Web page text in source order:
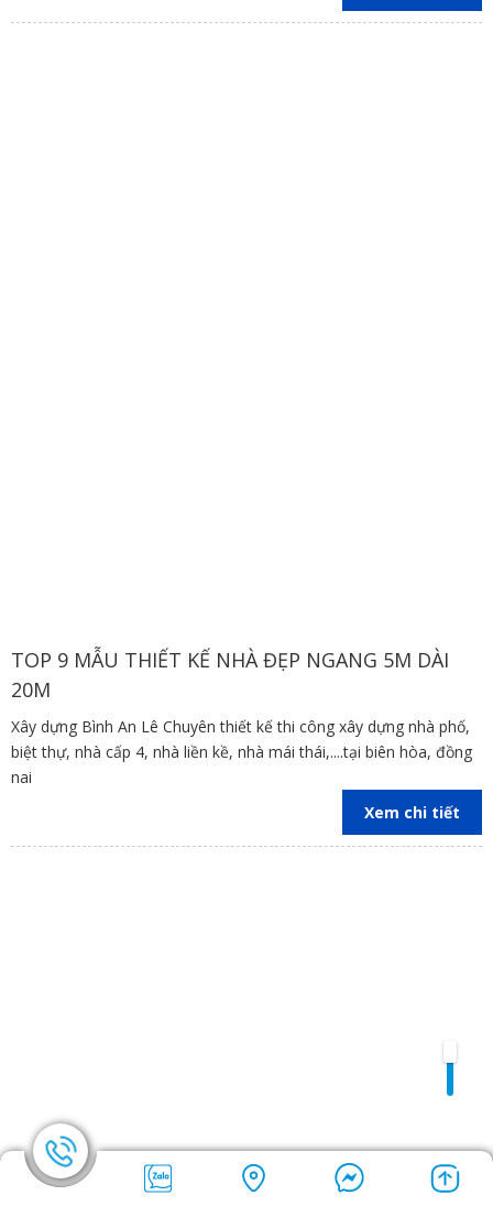
TOP 9 MẪU THIẾT KẾ NHÀ ĐẸP NGANG 5M DÀI
20M
Xây dựng Bình An Lê Chuyên thiết kế thi công xây dựng nhà phố,
biệt thự, nhà cấp 4, nhà liền kề, nhà mái thái,....tại biên hòa, đồng
nai
Xem chi tiết